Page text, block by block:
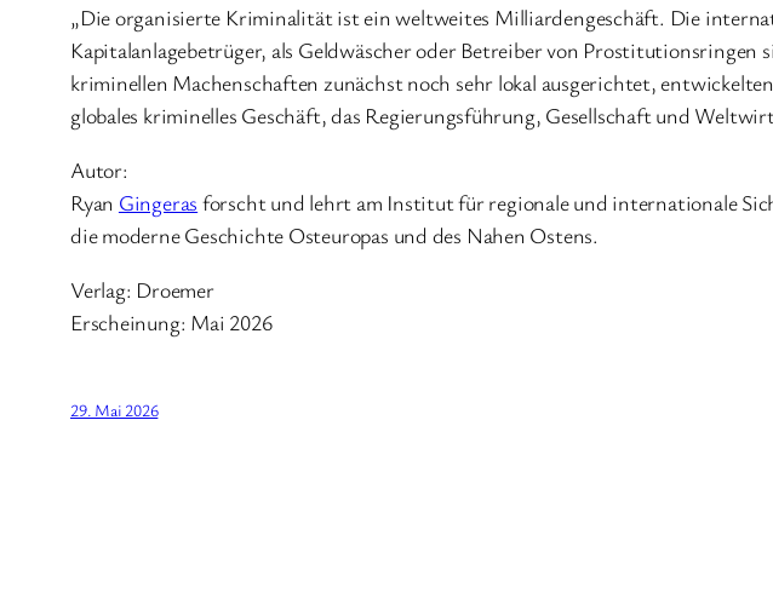
„Die organisierte Kriminalität ist ein weltweites Milliardengeschäft. Die
Kapitalanlagebetrüger, als Geldwäscher oder Betreiber von
kriminellen Machenschaften zunächst noch sehr lokal ausgerichtet,
globales kriminelles Geschäft, das Regierungsführung, Gesellschaft und
Autor:
Ryan Gingeras forscht und lehrt am Institut für regionale und internationale
die moderne Geschichte Osteuropas und des Nahen Ostens.
Verlag: Droemer
Erscheinung: Mai 2026
29. Mai 2026